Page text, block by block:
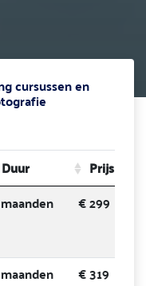
cursussen en
Duur
Prijs
€ 299
€ 319